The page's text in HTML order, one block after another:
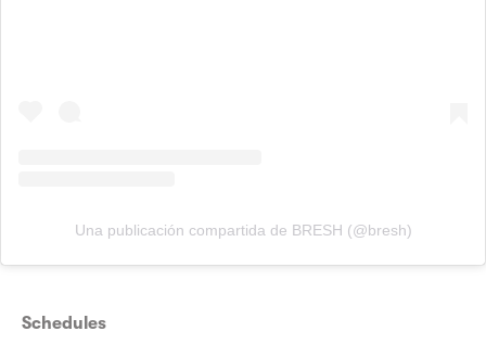
Una publicación compartida de BRESH (@bresh)
Schedules